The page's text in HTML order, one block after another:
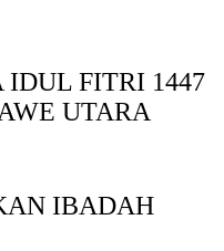
IDUL FITRI 1447
UTARA
IBADAH